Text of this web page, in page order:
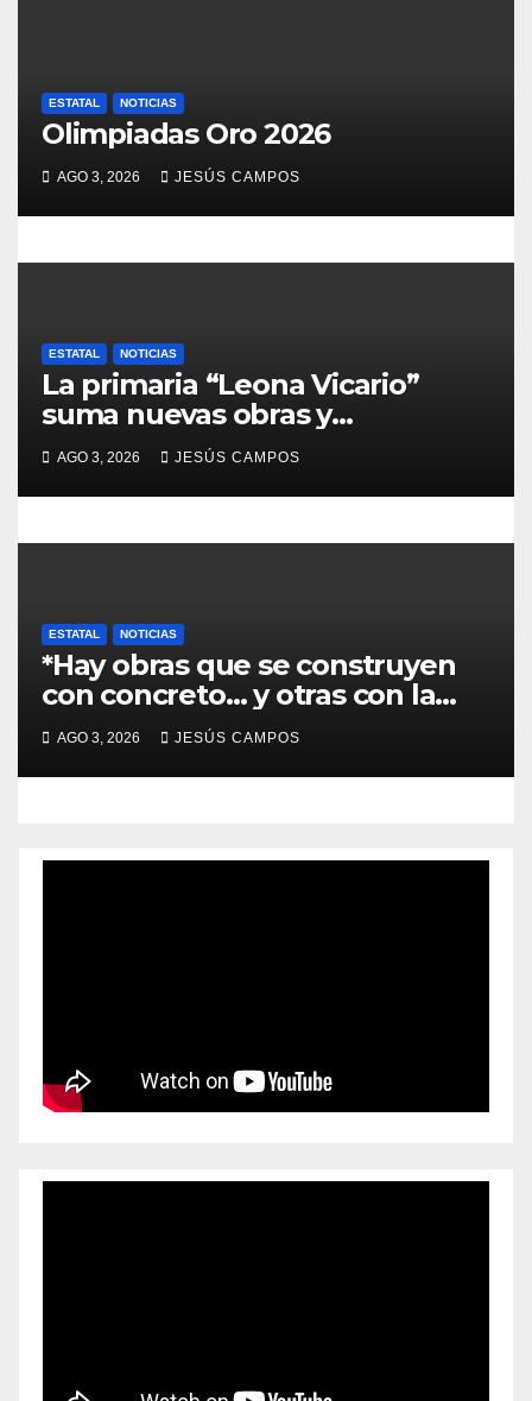
e
n
t
r
d
a
s
ESTATAL NOTICIAS
Olimpiadas Oro 2026
AGO 3, 2026 JESÚS CAMPOS
ESTATAL NOTICIAS
La primaria “Leona Vicario”
suma nuevas obras y
compromisos para fortalecer su
infraestructura
AGO 3, 2026 JESÚS CAMPOS
ESTATAL NOTICIAS
*Hay obras que se construyen
con concreto… y otras con la
convicción de brindar una
mejor atención a quienes más
lo necesitan.*
AGO 3, 2026 JESÚS CAMPOS